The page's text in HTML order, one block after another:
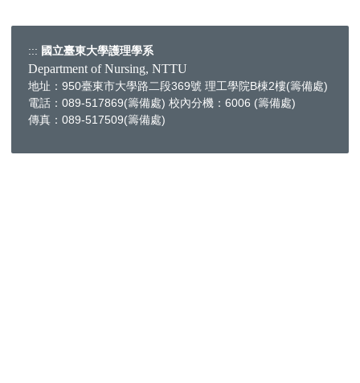
::: 國立臺東大學護理學系
Department of Nursing, NTTU
地址：950臺東市大學路二段369號 理工學院B棟2樓(籌備處)
電話：089-517869(籌備處) 校內分機：6006 (籌備處)
傳真：089-517509(籌備處)